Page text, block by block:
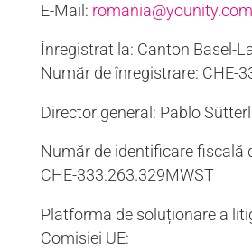
E-Mail: romania@younity.com
Înregistrat la: Canton Basel-
Număr de înregistrare: CHE-
Director general: Pablo
Număr de identificare fiscală
CHE-333.263.329MWST
Platforma de soluționare a
Comisiei UE: